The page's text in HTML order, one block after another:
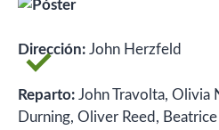
Dirección: John Herzfeld
Reparto: John Travolta, Olivia
Durning, Oliver Reed,